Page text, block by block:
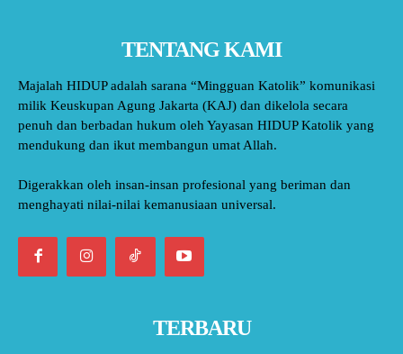
TENTANG KAMI
Majalah HIDUP adalah sarana “Mingguan Katolik” komunikasi
milik Keuskupan Agung Jakarta (KAJ) dan dikelola secara
penuh dan berbadan hukum oleh Yayasan HIDUP Katolik yang
mendukung dan ikut membangun umat Allah.
Digerakkan oleh insan-insan profesional yang beriman dan
menghayati nilai-nilai kemanusiaan universal.
TERBARU